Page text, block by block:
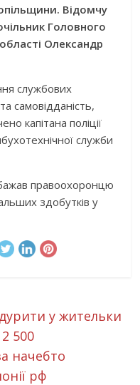
Відомчу
Головного
Олександр
службових
самовідданість,
капітана поліції
служби
правоохоронцю
здобутків у
у жительки
500
начебто
рф